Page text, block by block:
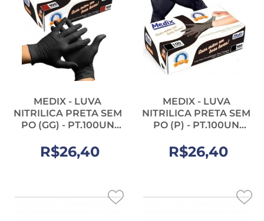
MEDIX - LUVA
NITRILICA PRETA SEM
PO (GG) - PT.100UN
R$26,40
MEDIX - LUVA
NITRILICA PRETA SEM
PO (P) - PT.100UN
R$26,40